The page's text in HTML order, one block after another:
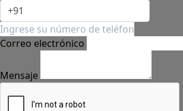
Correo electrónico
Mensaje